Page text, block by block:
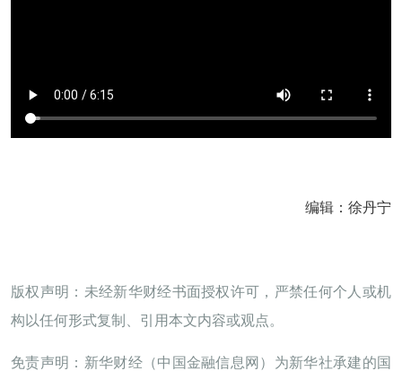
编辑：徐丹宁
版权声明：未经新华财经书面授权许可，严禁任何个人或机
构以任何形式复制、引用本文内容或观点。
免责声明：新华财经（中国金融信息网）为新华社承建的国